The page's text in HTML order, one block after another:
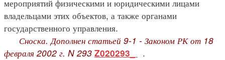
мероприятий физическими и юридическими лицами
владельцами этих объектов, а также органами
государственного управления.
Сноска. Дополнен статьей 9-1 - Законом РК от 18
февраля 2002 г. N 293 Z020293_ .